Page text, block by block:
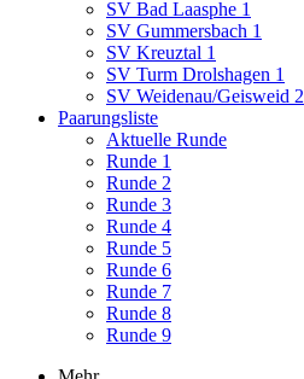
SV Bad Laasphe 1
SV Gummersbach 1
SV Kreuztal 1
SV Turm Drolshagen 1
SV Weidenau/Geisweid 2
Paarungsliste
Aktuelle Runde
Runde 1
Runde 2
Runde 3
Runde 4
Runde 5
Runde 6
Runde 7
Runde 8
Runde 9